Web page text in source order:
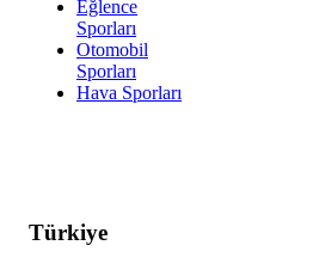
Eğlence
Sporları
Otomobil
Sporları
Hava Sporları
Türkiye